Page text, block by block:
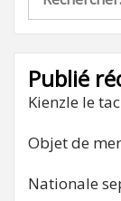
Publié
Kienzle le
Objet de
Nationale